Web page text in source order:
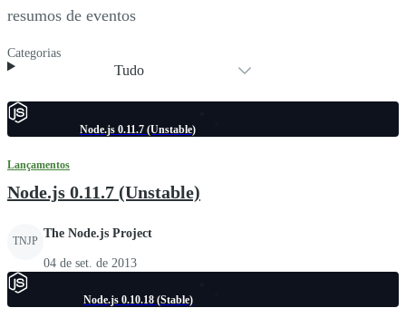
resumos de eventos
Categorias
Tudo
Node.js 0.11.7 (Unstable)
Lançamentos
Node.js 0.11.7 (Unstable)
TNJP
The Node.js Project
04 de set. de 2013
Node.js 0.10.18 (Stable)